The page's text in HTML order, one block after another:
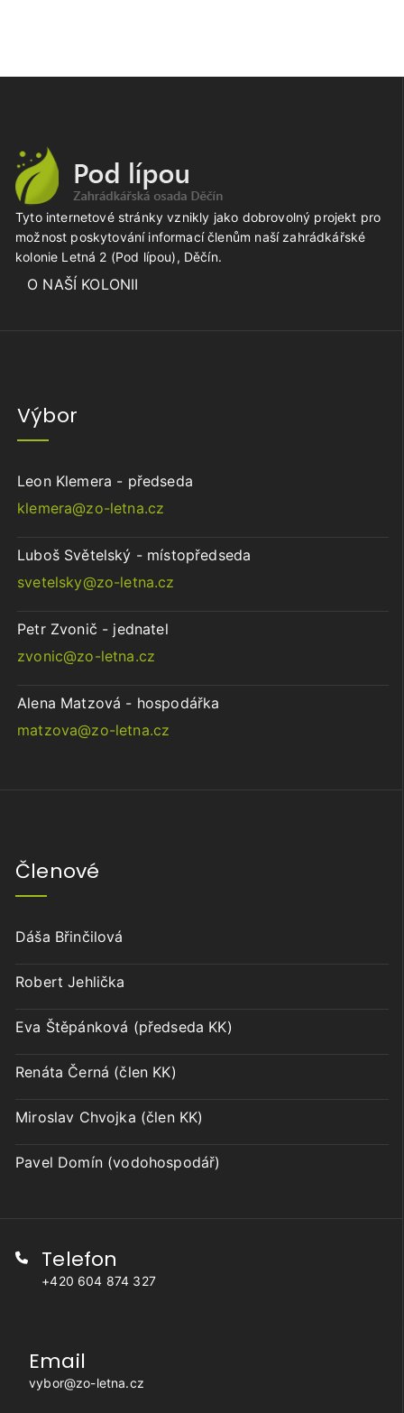
Tyto internetové stránky vznikly jako dobrovolný projekt pro
možnost poskytování informací členům naší zahrádkářské
kolonie Letná 2 (Pod lípou), Děčín.
O NAŠÍ KOLONII
Výbor
Leon Klemera - předseda
klemera@zo-letna.cz
Luboš Světelský - místopředseda
svetelsky@zo-letna.cz
Petr Zvonič - jednatel
zvonic@zo-letna.cz
Alena Matzová - hospodářka
matzova@zo-letna.cz
Členové
Dáša Břinčilová
Robert Jehlička
Eva Štěpánková (předseda KK)
Renáta Černá (člen KK)
Miroslav Chvojka (člen KK)
Pavel Domín (vodohospodář)
Telefon
+420 604 874 327
Email
vybor@zo-letna.cz